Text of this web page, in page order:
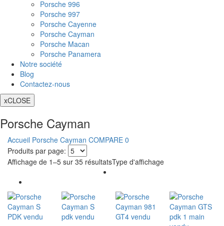
Porsche 996
Porsche 997
Porsche Cayenne
Porsche Cayman
Porsche Macan
Porsche Panamera
Notre société
Blog
Contactez-nous
xCLOSE
Porsche Cayman
Accueil Porsche Cayman COMPARE 0
Produits par page:
Affichage de 1–5 sur 35 résultatsType d'affichage